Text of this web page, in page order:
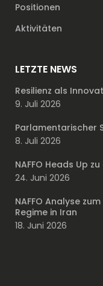
Positionen
Aktivitäten
LETZTE NEWS
Resilienz als
9. Juli 2026
Parlamentarischer
8. Juli 2026
NAFFO Heads Up
24. Juni 2026
NAFFO Analyse
Regime in Iran
18. Juni 2026